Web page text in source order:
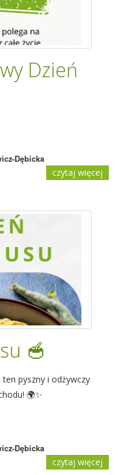
Dzień
Dębicka
czytaj więcej
🥣
pyszny i odżywczy
🌍✨
Dębicka
czytaj więcej